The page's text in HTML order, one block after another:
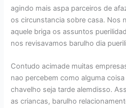
agindo mais aspa parceiros de
os circunstancia sobre casa. Nos
aquele briga os assuntos
nos revisavamos barulho dia
Contudo acimade muitas
nao percebem como alguma
chavelho seja tarde alemdisso.
as criancas, barulho